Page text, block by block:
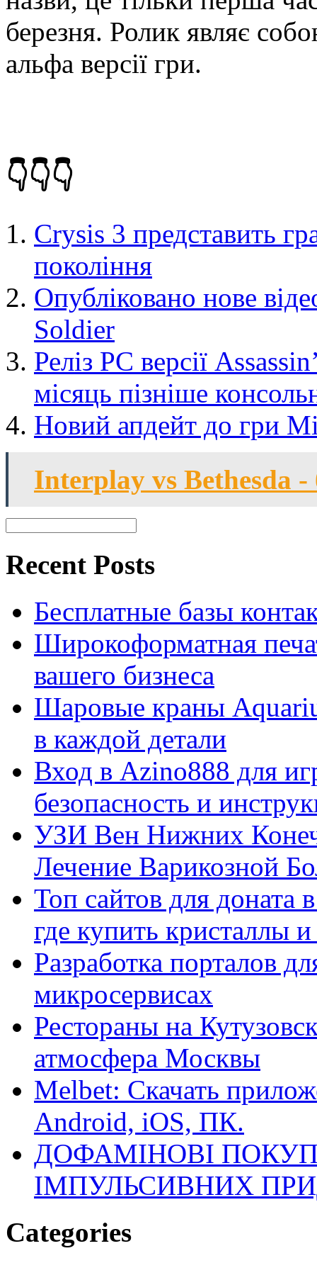
березня. Ролик являє
альфа версії гри.
👇👇👇
Crysis 3 представить
покоління
Опубліковано нове
Soldier
Реліз РС версії
місяць пізніше
Новий апдейт до гри
Interplay vs Bethesda
Recent Posts
Бесплатные базы
Широкоформатная
вашего бизнеса
Шаровые краны
в каждой детали
Вход в Azino888 для
безопасность и
УЗИ Вен Нижних
Лечение Варикозной
Топ сайтов для
где купить кристаллы
Разработка порталов
микросервисах
Рестораны на
атмосфера Москвы
Melbet: Скачать
Android, iOS, ПК.
ДОФАМІНОВІ
ІМПУЛЬСИВНИХ
Categories